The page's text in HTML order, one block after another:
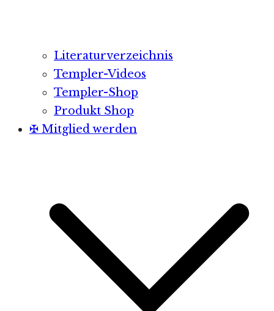
Literaturverzeichnis
Templer-Videos
Templer-Shop
Produkt Shop
✠ Mitglied werden